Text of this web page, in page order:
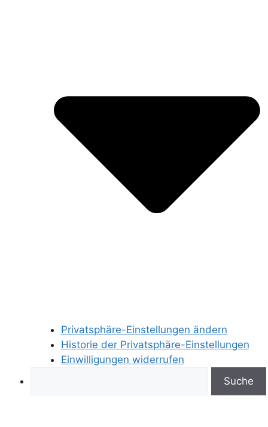
Privatsphäre-Einstellungen ändern
Historie der Privatsphäre-Einstellungen
Einwilligungen widerrufen